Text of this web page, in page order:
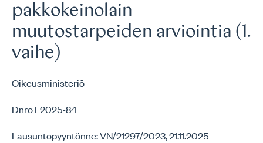
pakkokeinolain
muutostarpeiden arviointia (1.
vaihe)
Oikeusministeriö
Dnro L2025-84
Lausuntopyyntönne: VN/21297/2023, 21.11.2025